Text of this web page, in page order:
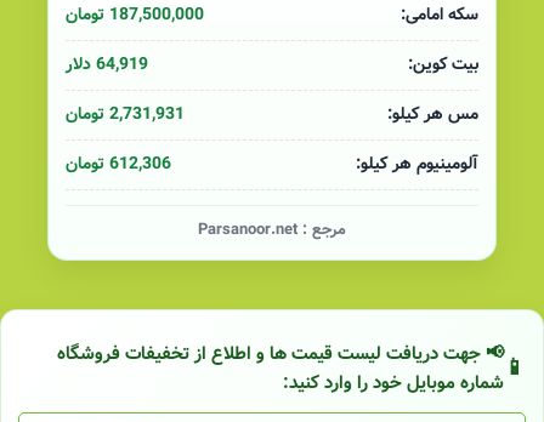
سکه امامی:
187,500,000 تومان
بیت کوین:
64,919 دلار
مس هر کیلو:
2,731,931 تومان
آلومینیوم هر کیلو:
612,306 تومان
مرجع : Parsanoor.net
📢 جهت دریافت لیست قیمت ها و اطلاع از تخفیفات فروشگاه
شماره موبایل خود را وارد کنید: